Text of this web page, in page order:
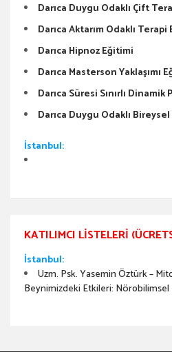
Darıca Duygu Odaklı Çift
Darıca Aktarım Odaklı
Darıca Hipnoz Eğitimi
Darıca Masterson Yaklaşımı
Darıca Süresi Sınırlı
Darıca Duygu Odaklı
İstanbul:
KATILIMCI LISTELERI
İstanbul:
Uzm. Psk. Yasemin Öztürk –
Beynimizdeki Etkileri: Nörobilimsel